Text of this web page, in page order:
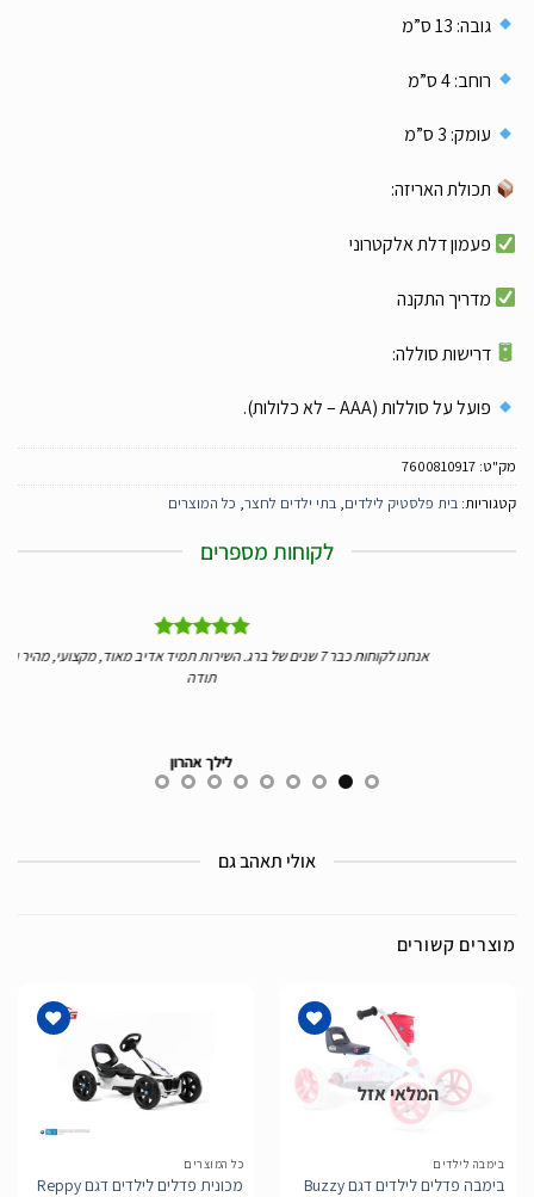
גובה: 13 ס”מ
רוחב: 4 ס”מ
עומק: 3 ס”מ
תכולת האריזה:
פעמון דלת אלקטרוני
מדריך התקנה
דרישות סוללה:
פועל על סוללות (AAA – לא כלולות).
מק"ט: 7600810917
קטגוריות: בית פלסטיק לילדים, בתי ילדים לחצר, כל המוצרים
לקוחות מספרים
אנחנו לקוחות כבר 7 שנים של ברג. השירות תמיד אדיב מאוד, מקצועי, מהיר ומעולה.
אולי תאהב גם
מוצרים קשורים
הוסף
לרשימת
המלאי אזל
בימבה לילדים
בימבה פדלים לילדים דגם Buzzy
המשאלות
כל המוצרים
מכונית פדלים לילדים דגם Reppy